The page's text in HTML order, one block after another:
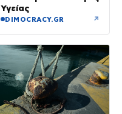
Υγείας
DIMOCRACY.GR ↗